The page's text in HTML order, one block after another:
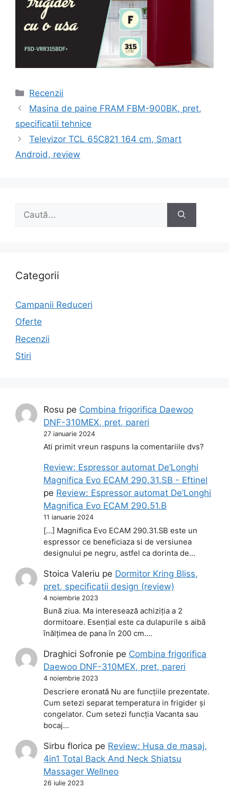
Categorii
Recenzii
Navigare
articole
Masina de paine FRAM FBM-900BK, pret,
specificatii tehnice
Televizor TCL 65C821 164 cm, Smart
Android, review
după:
Categorii
Campanii Reduceri
Oferte
Recenzii
Stiri
Rosu pe Combina frigorifica Daewoo
DNF-310MEX, pret, pareri
27 ianuarie 2024
Ati primit vreun raspuns la comentariile dvs?
Review: Espressor automat De’Longhi
Magnifica Evo ECAM 290.31.SB - Eftinel
pe Review: Espressor automat De’Longhi
Magnifica Evo ECAM 290.51.B
11 ianuarie 2024
[…] Magnifica Evo ECAM 290.31.SB este un
espressor ce beneficiaza si de versiunea
designului pe negru, astfel ca dorinta de…
Stoica Valeriu pe Dormitor Kring Bliss,
pret, specificatii design (review)
4 noiembrie 2023
Bună ziua. Ma interesează achiziția a 2
dormitoare. Esențial este ca dulapurile s aibă
înălțimea de pana în 200 cm.…
Draghici Sofronie pe Combina frigorifica
Daewoo DNF-310MEX, pret, pareri
4 noiembrie 2023
Descriere eronată Nu are funcțiile prezentate.
Cum setezi separat temperatura in frigider și
congelator. Cum setezi funcția Vacanta sau
bocaj…
Sirbu florica pe Review: Husa de masaj,
4in1 Total Back And Neck Shiatsu
Massager Wellneo
26 iulie 2023